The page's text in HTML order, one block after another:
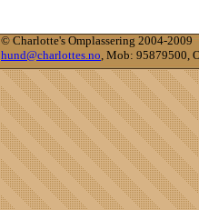
© Charlotte's Omplassering 2004-2009
hund@charlottes.no, Mob: 95879500,